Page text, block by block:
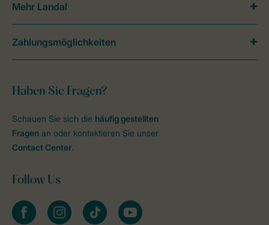
Haben Sie Fragen?
Schauen Sie sich die häufig gestellten
Fragen an oder kontaktieren Sie unser
Contact Center.
Follow Us
facebookinstagramtiktok youtube
Mehr Landal
Zahlungsmöglichkeiten